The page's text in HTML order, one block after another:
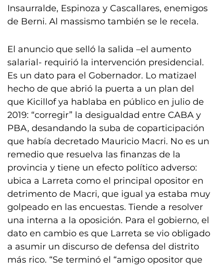
Insaurralde, Espinoza y Cascallares, enemigos
de Berni. Al massismo también se le recela.
El anuncio que selló la salida –el aumento
salarial- requirió la intervención presidencial.
Es un dato para el Gobernador. Lo matizael
hecho de que abrió la puerta a un plan del
que Kicillof ya hablaba en público en julio de
2019: “corregir” la desigualdad entre CABA y
PBA, desandando la suba de coparticipación
que había decretado Mauricio Macri. No es un
remedio que resuelva las finanzas de la
provincia y tiene un efecto político adverso:
ubica a Larreta como el principal opositor en
detrimento de Macri, que igual ya estaba muy
golpeado en las encuestas. Tiende a resolver
una interna a la oposición. Para el gobierno, el
dato en cambio es que Larreta se vio obligado
a asumir un discurso de defensa del distrito
más rico. “Se terminó el “amigo opositor que